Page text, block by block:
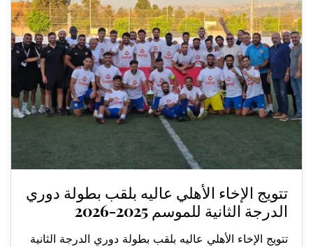
تتويج الإخاء الأهلي عاليه بلقب بطولة دوري
الدرجة الثانية للموسم 2025-2026
تتويج الإخاء الأهلي عاليه بلقب بطولة دوري الدرجة الثانية